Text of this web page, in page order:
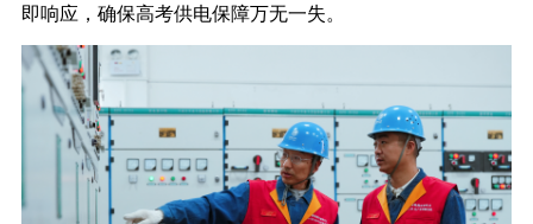
即响应，确保高考供电保障万无一失。